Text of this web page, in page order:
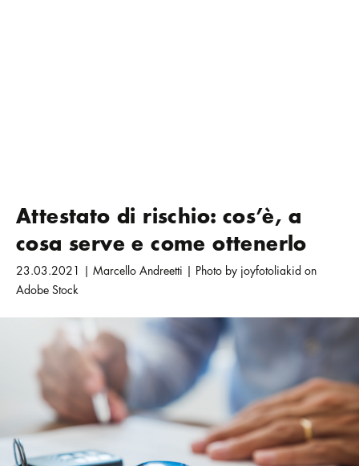
Attestato di rischio: cos’è, a
cosa serve e come ottenerlo
23.03.2021 | Marcello Andreetti | Photo by joyfotoliakid on
Adobe Stock